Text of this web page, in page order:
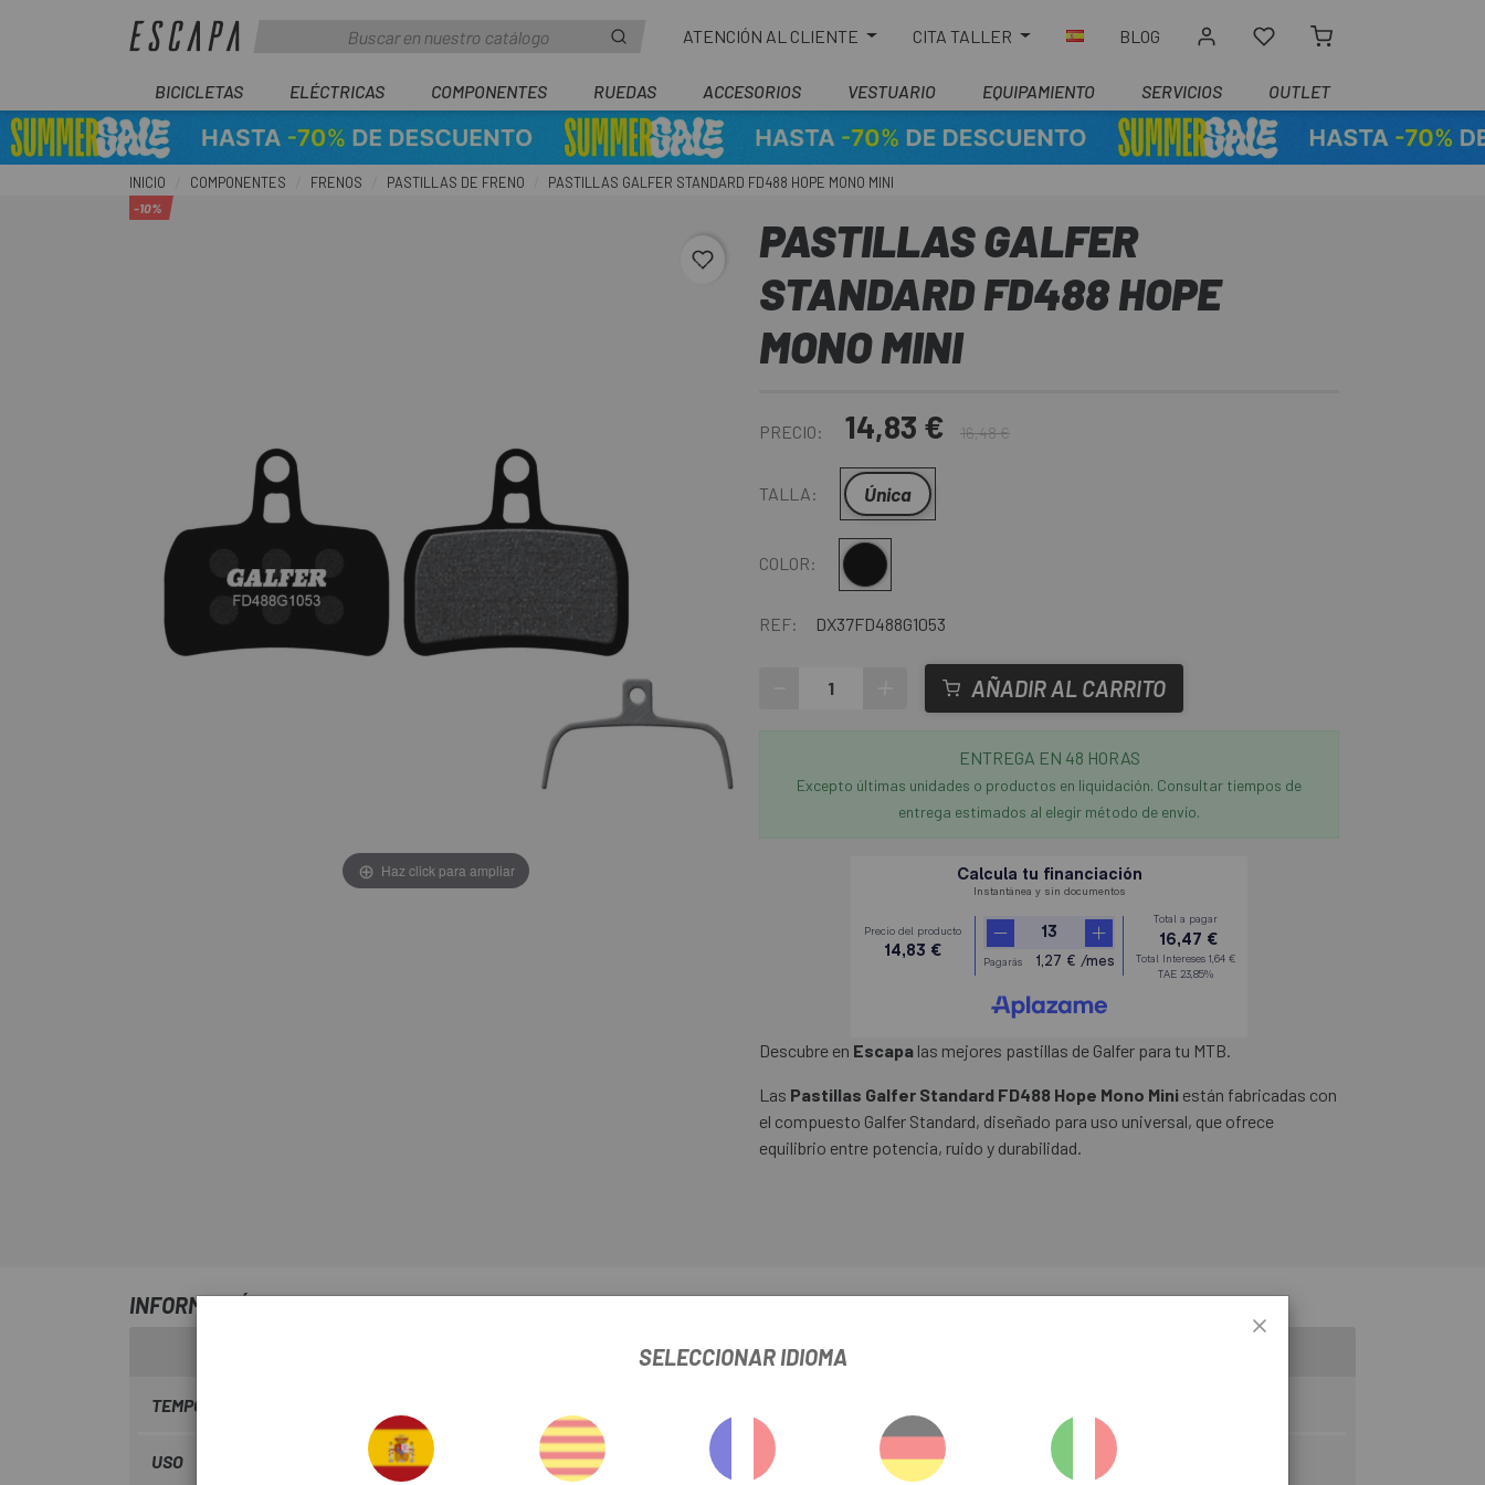
ATENCIÓN AL CLIENTE CITA TALLER BLOG
BICICLETAS ELÉCTRICAS COMPONENTES RUEDAS ACCESORIOS VESTUARIO EQUIPAMIENTO SERVICIOS OUTLET
INICIO COMPONENTES FRENOS PASTILLAS DE FRENO PASTILLAS GALFER STANDARD FD488 HOPE MONO MINI
favorite_border
-10%
Haz click para ampliar
PASTILLAS GALFER
STANDARD FD488 HOPE
MONO MINI
PRECIO: 14,83 € 16,48 €
TALLA: Única
COLOR: Multi
REF: DX37FD488G1053
AÑADIR AL CARRITO
ENTREGA EN 48 HORAS
Excepto últimas unidades o productos en liquidación. Consultar tiempos de
entrega estimados al elegir método de envío.
Descubre en Escapa las mejores pastillas de Galfer para tu MTB.
Las Pastillas Galfer Standard FD488 Hope Mono Mini están fabricadas con
el compuesto Galfer Standard, diseñado para uso universal, que ofrece
equilibrio entre potencia, ruido y durabilidad.
INFORMACIÓN SOBRE PASTILLAS GALFER STANDARD FD488 HOPE MONO MINI
FICHA DE PRODUCTO
TEMPORADA
USO PISTONES 2P
SELECCIONAR IDIOMA